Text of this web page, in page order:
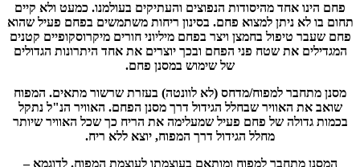
פחם הינו אחד מהיסודות הנפוצים והעתיקים בעולמנו. כמעט ולא קיים
תחום בו לא ניתן למצוא פחם. בסינון ריחות משתמשים בפחם פעיל שהוא
פחם שעבר טיפול בחמצן ויצר בפחם מיליוני חורים מיקרוסקופיים קטנים
המגדילים את שטח פני הפחם ובכך יוצרים את אחד היתרונות הגדולים
של שימוש במסנן פחם.
מסנן מתחבר למפוח/מדחס (לא לוונטה) בעזרת שרשור מתאים. המפוח
שואב את האוויר שבחלל הגידול דרך מסנן הפחם. האוויר הנ"ל נתקל
בכמות גדולה של פחם פעיל שמעלימה את הריח כך שכל האוויר שיותר
מחלל הגידול דרך המפוח, יוצא ללא ריח.
המסנן מתחבר למפוח ומותאם בעוצמתו לעוצמת המפוח. לדוגמא –